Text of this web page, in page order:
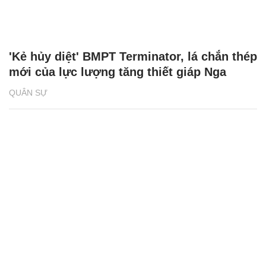
QUÂN SỰ
'Kẻ hủy diệt' BMPT Terminator, lá chắn thép
mới của lực lượng tăng thiết giáp Nga